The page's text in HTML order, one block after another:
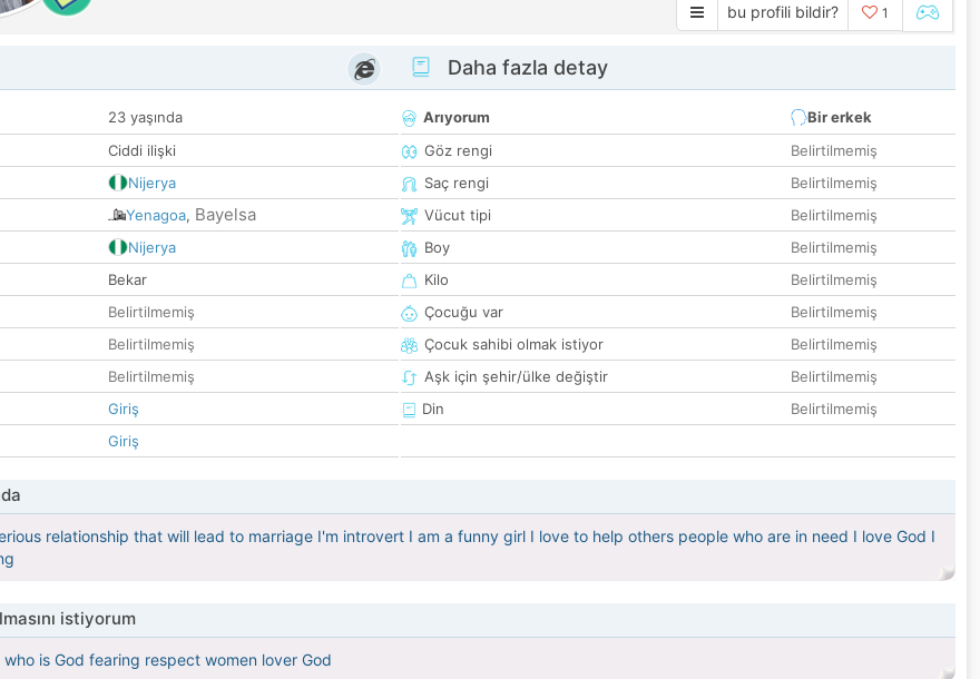
bu profili bildir? 1
23 yaşında
Ciddi ilişki
Nijerya
Yenagoa, Bayelsa
Nijerya
Bekar
Belirtilmemiş
Belirtilmemiş
Belirtilmemiş
Giriş
Giriş
Daha fazla detay
Arıyorum
Bir erkek
Göz rengi
Belirtilmemiş
Saç rengi
Belirtilmemiş
Vücut tipi
Belirtilmemiş
Boy
Belirtilmemiş
Kilo
Belirtilmemiş
Çocuğu var
Belirtilmemiş
Çocuk sahibi olmak istiyor
Belirtilmemiş
Aşk için şehir/ülke değiştir
Belirtilmemiş
Din
Belirtilmemiş
relationship that will lead to marriage I'm introvert I am a funny girl I love to help others people who are in need I love God I
istiyorum
is God fearing respect women lover God